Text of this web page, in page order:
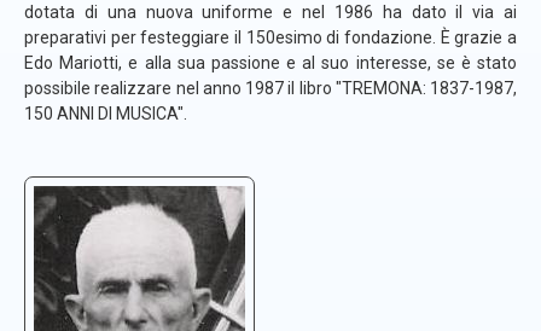
dotata di una nuova uniforme e nel 1986 ha dato il via ai
preparativi per festeggiare il 150esimo di fondazione. È grazie a
Edo Mariotti, e alla sua passione e al suo interesse, se è stato
possibile realizzare nel anno 1987 il libro "TREMONA: 1837-1987,
150 ANNI DI MUSICA".